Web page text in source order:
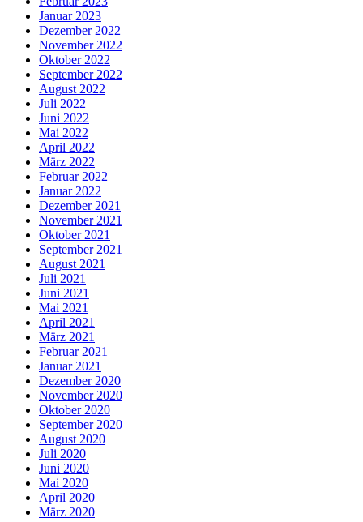
Januar 2023
Dezember 2022
November 2022
Oktober 2022
September 2022
August 2022
Juli 2022
Juni 2022
Mai 2022
April 2022
März 2022
Februar 2022
Januar 2022
Dezember 2021
November 2021
Oktober 2021
September 2021
August 2021
Juli 2021
Juni 2021
Mai 2021
April 2021
März 2021
Februar 2021
Januar 2021
Dezember 2020
November 2020
Oktober 2020
September 2020
August 2020
Juli 2020
Juni 2020
Mai 2020
April 2020
März 2020